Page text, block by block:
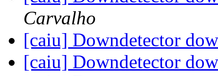
Carvalho
[caiu] Downdetector
[caiu] Downdetector